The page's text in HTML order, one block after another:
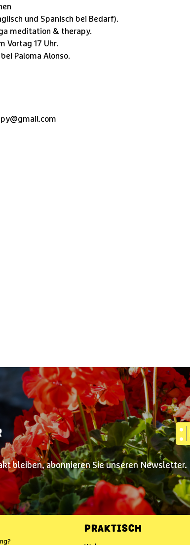
und Spanisch bei Bedarf).
meditation & therapy.
Vortag 17 Uhr.
Paloma Alonso.
bleiben, abonnieren Sie unseren Newsletter.
PRAKTISCH